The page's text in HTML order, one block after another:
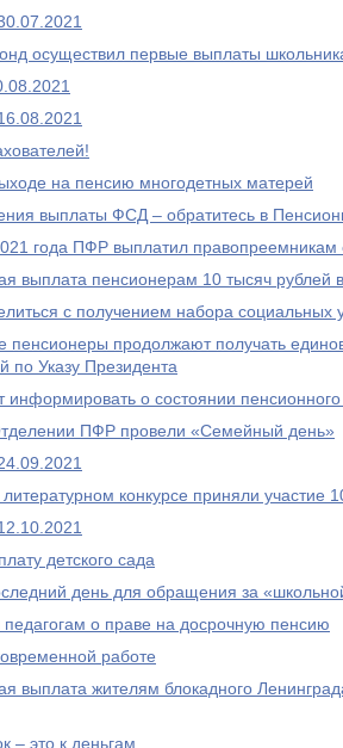
осуществил первые выплаты
на пенсию многодетных матерей
выплаты ФСД – обратитесь в
года ПФР выплатил
выплата пенсионерам 10 тысяч рублей
с получением набора социальных
пенсионеры продолжают получать
по Указу Президента
информировать о состоянии
ПФР провели «Семейный день»
конкурсе приняли участие
детского сада
день для обращения за
о праве на досрочную пенсию
работе
выплата жителям блокадного
– это к деньгам